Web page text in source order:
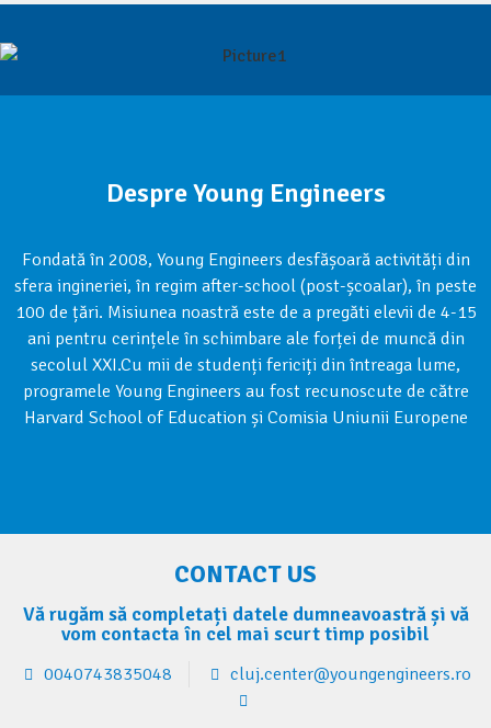
Despre Young Engineers
Fondată în 2008, Young Engineers desfășoară activități din
sfera ingineriei, în regim after-school (post-școalar), în peste
100 de țări. Misiunea noastră este de a pregăti elevii de 4-15
ani pentru cerințele în schimbare ale forței de muncă din
secolul XXI.Cu mii de studenți fericiți din întreaga lume,
programele Young Engineers au fost recunoscute de către
Harvard School of Education și Comisia Uniunii Europene
CONTACT US
Vă rugăm să completați datele dumneavoastră și vă
vom contacta în cel mai scurt timp posibil
0040743835048 cluj.center@youngengineers.ro